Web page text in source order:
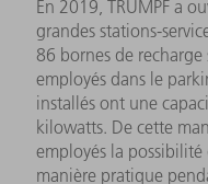
En 2019, TRUMPF a
grandes stations-
86 bornes de
employés dans le
installés ont une
kilowatts. De cette
employés la
manière pratique